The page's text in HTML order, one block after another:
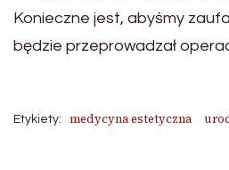
Konieczne jest, abyśmy
będzie przeprowadzał
Etykiety: medycyna estetyczna